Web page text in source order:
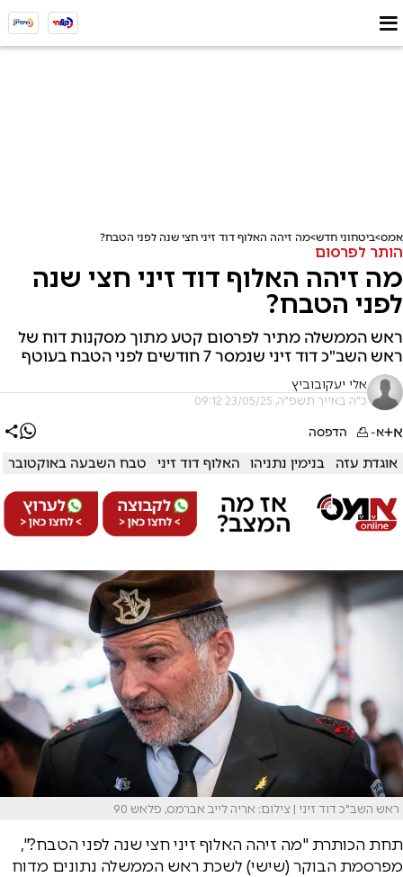
אמס ביטחוני חדש מה זיהה האלוף דוד זיני חצי שנה לפני הטבח?
הותר לפרסום
מה זיהה האלוף דוד זיני חצי שנה
לפני הטבח?
ראש הממשלה מתיר לפרסום קטע מתוך מסקנות דוח של
ראש השב"כ דוד זיני שנמסר 7 חודשים לפני הטבח בעוטף
אלי יעקובוביץ
כ"ה באייר תשפ"ה, 23/05/25 09:12
א+א- הדפסה
אוגדת עזה בנימין נתניהו האלוף דוד זיני טבח השבעה באוקטובר
ראש השב"כ דוד זיני | צילום: אריה לייב אברמס, פלאש 90
תחת הכותרת "מה זיהה האלוף זיני חצי שנה לפני הטבח?",
מפרסמת הבוקר (שישי) לשכת ראש הממשלה נתונים מדוח